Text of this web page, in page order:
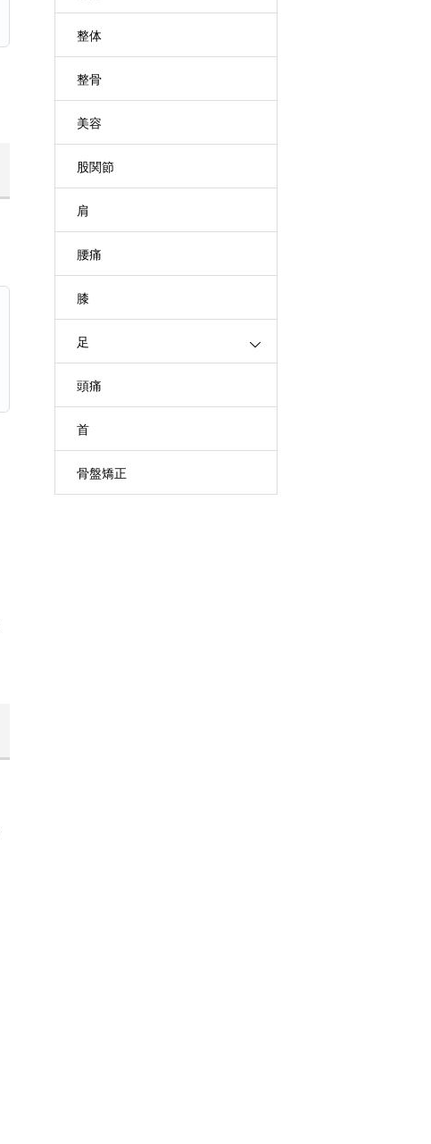
整体
整骨
美容
股関節
肩
腰痛
膝
足
頭痛
首
骨盤矯正